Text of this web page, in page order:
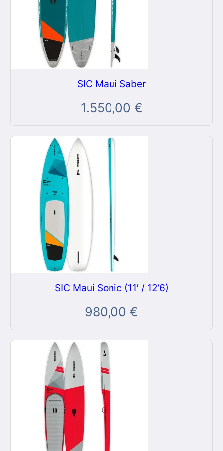
SIC Maui Saber
1.550,00 €
SIC Maui Sonic (11′ / 12’6)
980,00 €